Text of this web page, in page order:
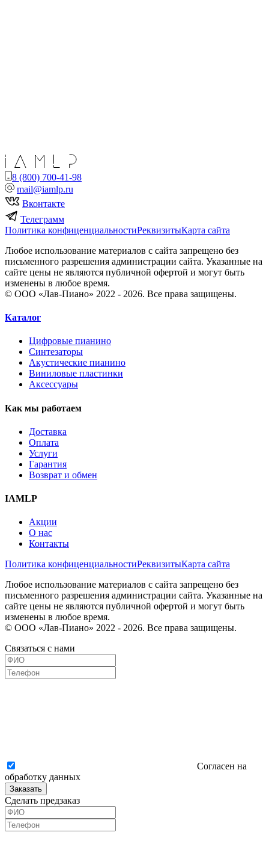
8 (800) 700-41-98
mail@iamlp.ru
Вконтакте
Телеграмм
Политика конфиценциальностиРеквизитыКарта сайта
Любое использование материалов с сайта запрещено без
письменного разрешения администрации сайта. Указанные на
сайте цены не являются публичной офертой и могут быть
изменены в любое время.
© ООО «Лав-Пиано» 2022 - 2026. Все права защищены.
Каталог
Цифровые пианино
Синтезаторы
Акустические пианино
Виниловые пластинки
Аксессуары
Как мы работаем
Доставка
Оплата
Услуги
Гарантия
Возврат и обмен
IAMLP
Акции
О нас
Контакты
Политика конфиценциальностиРеквизитыКарта сайта
Любое использование материалов с сайта запрещено без
письменного разрешения администрации сайта. Указанные на
сайте цены не являются публичной офертой и могут быть
изменены в любое время.
© ООО «Лав-Пиано» 2022 - 2026. Все права защищены.
Связаться с нами
Согласен на
обработку данных
Заказать
Сделать предзаказ